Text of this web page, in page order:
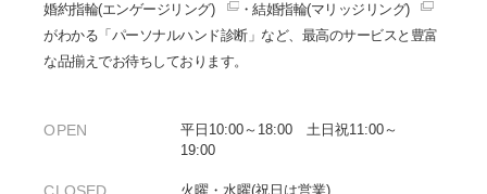
婚約指輪(エンゲージリング)
・結婚指輪(マリッジリング)
がわかる「パーソナルハンド診断」など、最高のサービスと豊富
な品揃えでお待ちしております。
OPEN
平日10:00～18:00 土日祝11:00～
19:00
CLOSED
火曜・水曜(祝日は営業)